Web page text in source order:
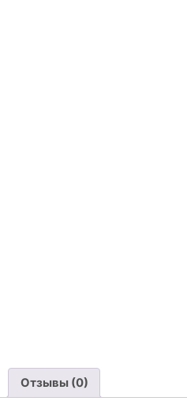
Отзывы (0)